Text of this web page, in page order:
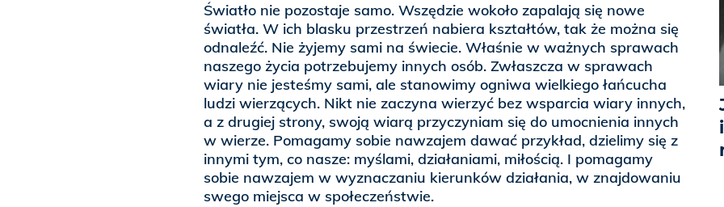
Światło nie pozostaje samo. Wszędzie wokoło zapalają się nowe
światła. W ich blasku przestrzeń nabiera kształtów, tak że można się
odnaleźć. Nie żyjemy sami na świecie. Właśnie w ważnych sprawach
naszego życia potrzebujemy innych osób. Zwłaszcza w sprawach
wiary nie jesteśmy sami, ale stanowimy ogniwa wielkiego łańcucha
ludzi wierzących. Nikt nie zaczyna wierzyć bez wsparcia wiary innych,
a z drugiej strony, swoją wiarą przyczyniam się do umocnienia innych
w wierze. Pomagamy sobie nawzajem dawać przykład, dzielimy się z
innymi tym, co nasze: myślami, działaniami, miłością. I pomagamy
sobie nawzajem w wyznaczaniu kierunków działania, w znajdowaniu
swego miejsca w społeczeństwie.